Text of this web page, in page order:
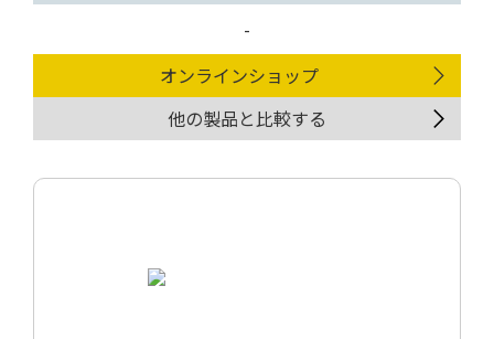
-
オンラインショップ
他の製品と比較する